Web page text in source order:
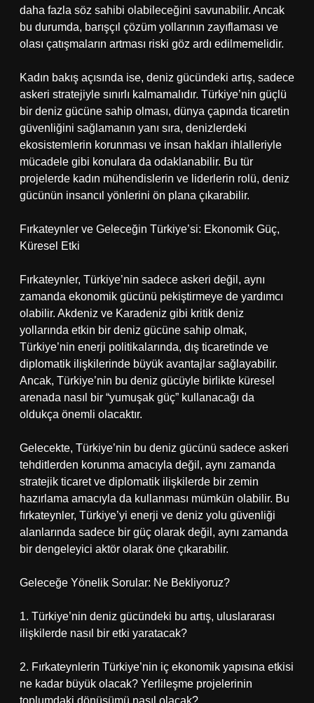
daha fazla söz sahibi olabileceğini savunabilir. Ancak
bu durumda, barışçıl çözüm yollarının zayıflaması ve
olası çatışmaların artması riski göz ardı edilmemelidir.
Kadın bakış açısında ise, deniz gücündeki artış, sadece
askeri stratejiyle sınırlı kalmamalıdır. Türkiye’nin güçlü
bir deniz gücüne sahip olması, dünya çapında ticaretin
güvenliğini sağlamanın yanı sıra, denizlerdeki
ekosistemlerin korunması ve insan hakları ihlalleriyle
mücadele gibi konulara da odaklanabilir. Bu tür
projelerde kadın mühendislerin ve liderlerin rolü, deniz
gücünün insancıl yönlerini ön plana çıkarabilir.
Fırkateynler ve Geleceğin Türkiye’si: Ekonomik Güç,
Küresel Etki
Fırkateynler, Türkiye’nin sadece askeri değil, aynı
zamanda ekonomik gücünü pekiştirmeye de yardımcı
olabilir. Akdeniz ve Karadeniz gibi kritik deniz
yollarında etkin bir deniz gücüne sahip olmak,
Türkiye’nin enerji politikalarında, dış ticaretinde ve
diplomatik ilişkilerinde büyük avantajlar sağlayabilir.
Ancak, Türkiye’nin bu deniz gücüyle birlikte küresel
arenada nasıl bir “yumuşak güç” kullanacağı da
oldukça önemli olacaktır.
Gelecekte, Türkiye’nin bu deniz gücünü sadece askeri
tehditlerden korunma amacıyla değil, aynı zamanda
stratejik ticaret ve diplomatik ilişkilerde bir zemin
hazırlama amacıyla da kullanması mümkün olabilir. Bu
fırkateynler, Türkiye’yi enerji ve deniz yolu güvenliği
alanlarında sadece bir güç olarak değil, aynı zamanda
bir dengeleyici aktör olarak öne çıkarabilir.
Geleceğe Yönelik Sorular: Ne Bekliyoruz?
1. Türkiye’nin deniz gücündeki bu artış, uluslararası
ilişkilerde nasıl bir etki yaratacak?
2. Fırkateynlerin Türkiye’nin iç ekonomik yapısına etkisi
ne kadar büyük olacak? Yerlileşme projelerinin
toplumdaki dönüşümü nasıl olacak?